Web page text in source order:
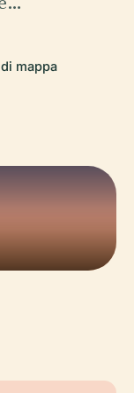
mappa